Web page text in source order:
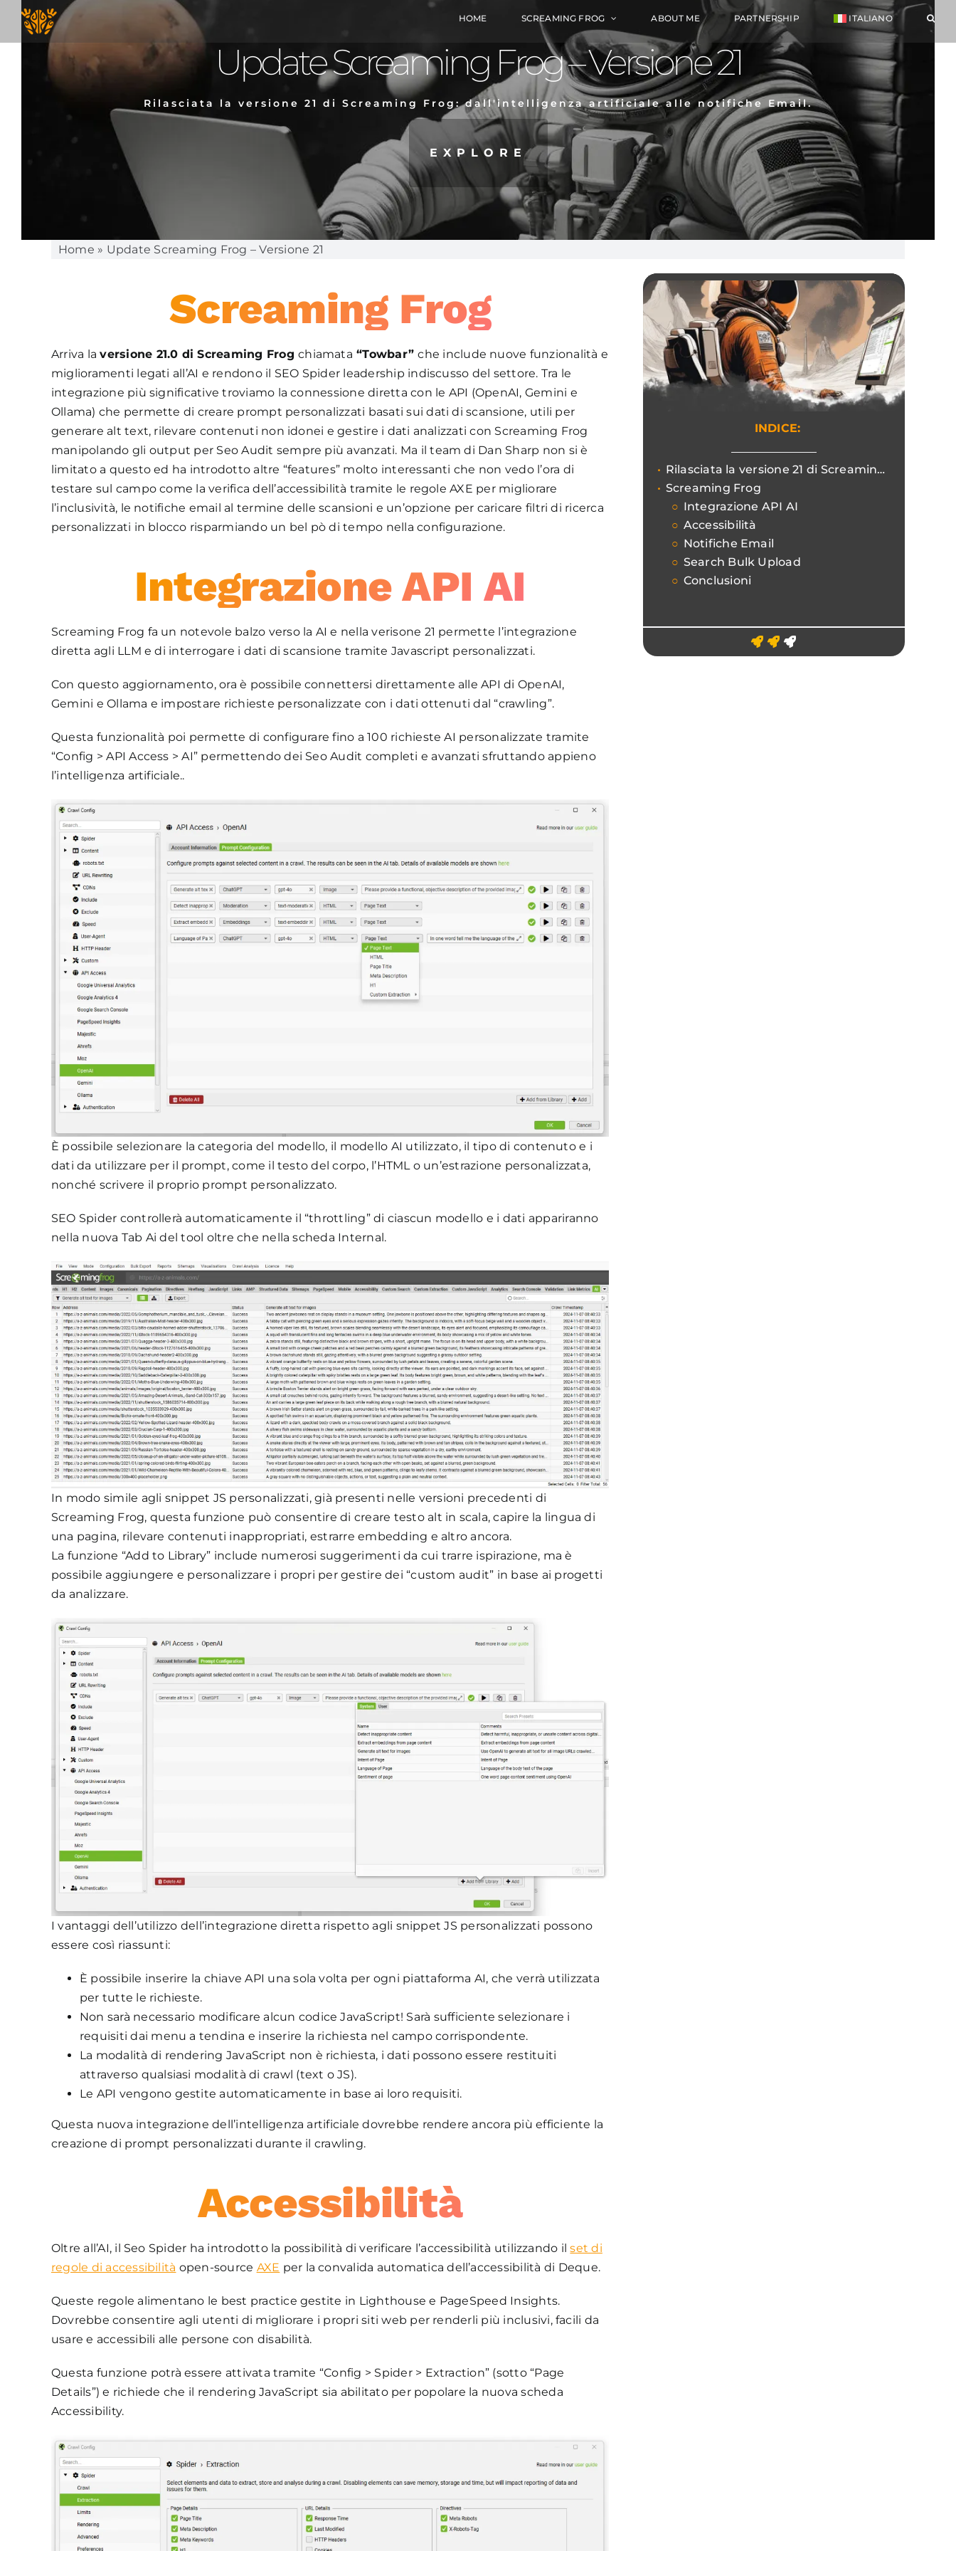
Salta
contenuto
HOME SCREAMING FROG ABOUT ME PARTNERSHIP ITALIANO
Update Screaming Frog – Versione 21
Rilasciata la versione 21 di Screaming Frog: dall'intelligenza artificiale alle notifiche Email.
EXPLORE
Home » Update Screaming Frog – Versione 21
Screaming Frog
Arriva laversione 21.0 di Screaming Frogchiamata “Towbar”che include nuove funzionalità e
miglioramenti legati all’AI e rendono il SEO Spider leadership indiscusso del settore. Tra le
integrazione più significative troviamo la connessione diretta con le API (OpenAI, Gemini e
Ollama) che permette di creare prompt personalizzati basati sui dati di scansione, utili per
generare alt text, rilevare contenuti non idonei e gestire i dati analizzati con Screaming Frog
manipolando gli output per Seo Audit sempre più avanzati. Ma il team di Dan Sharp non si è
limitato a questo ed ha introdotto altre “features” molto interessanti che non vedo l’ora di
testare sul campo come la verifica dell’accessibilità tramite le regole AXE per migliorare
l’inclusività, le notifiche email al termine delle scansioni e un’opzione per caricare filtri di ricerca
personalizzati in blocco risparmiando un bel pò di tempo nella configurazione.
Integrazione API AI
Screaming Frog fa un notevole balzo verso la AI e nella verisone 21 permette l’integrazione
diretta agli LLM e di interrogare i dati di scansione tramite Javascript personalizzati.
Con questo aggiornamento, ora è possibile connettersi direttamente alle API di OpenAI,
Gemini e Ollama e impostare richieste personalizzate con i dati ottenuti dal “crawling”.
Questa funzionalità poi permette di configurare fino a 100 richieste AI personalizzate tramite
“Config > API Access > AI” permettendo dei Seo Audit completi e avanzati sfruttando appieno
l’intelligenza artificiale..
È possibile selezionare la categoria del modello, il modello AI utilizzato, il tipo di contenuto e i
dati da utilizzare per il prompt, come il testo del corpo, l’HTML o un’estrazione personalizzata,
nonché scrivere il proprio prompt personalizzato.
SEO Spider controllerà automaticamente il “throttling” di ciascun modello e i dati appariranno
nella nuova Tab Ai del tool oltre che nella scheda Internal.
In modo simile agli snippet JS personalizzati, già presenti nelle versioni precedenti di
Screaming Frog, questa funzione può consentire di creare testo alt in scala, capire la lingua di
una pagina, rilevare contenuti inappropriati, estrarre embedding e altro ancora.
La funzione “Add to Library” include numerosi suggerimenti da cui trarre ispirazione, ma è
possibile aggiungere e personalizzare i propri per gestire dei “custom audit” in base ai progetti
da analizzare.
I vantaggi dell’utilizzo dell’integrazione diretta rispetto agli snippet JS personalizzati possono
essere così riassunti:
È possibile inserire la chiave API una sola volta per ogni piattaforma AI, che verrà utilizzata
per tutte le richieste.
Non sarà necessario modificare alcun codice JavaScript! Sarà sufficiente selezionare i
requisiti dai menu a tendina e inserire la richiesta nel campo corrispondente.
La modalità di rendering JavaScript non è richiesta, i dati possono essere restituiti
attraverso qualsiasi modalità di crawl (text o JS).
Le API vengono gestite automaticamente in base ai loro requisiti.
Questa nuova integrazione dell’intelligenza artificiale dovrebbe rendere ancora più efficiente la
creazione di prompt personalizzati durante il crawling.
Accessibilità
Oltre all’AI, il Seo Spider ha introdotto la possibilità di verificare l’accessibilità utilizzando ilset di
regole di accessibilità open-source AXE per la convalida automatica dell’accessibilità di Deque.
Queste regole alimentano le best practice gestite in Lighthouse e PageSpeed Insights.
Dovrebbe consentire agli utenti di migliorare i propri siti web per renderli più inclusivi, facili da
usare e accessibili alle persone con disabilità.
Questa funzione potrà essere attivata tramite “Config > Spider > Extraction” (sotto “Page
Details”) e richiede che il rendering JavaScript sia abilitato per popolare la nuova scheda
Accessibility.
INDICE:
Rilasciata la versione 21 di Screaming Frog: dall'intelligenza artificiale alle notifiche Email.
Screaming Frog
Integrazione API AI
Accessibilità
Notifiche Email
Search Bulk Upload
Conclusioni